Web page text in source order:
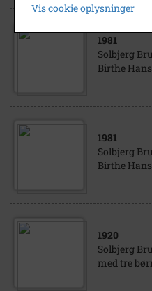
1981
Solbjerg
Birthe
1981
Solbjerg
Birthe
1920
Solbjerg
med tre
Vis cookie oplysninger